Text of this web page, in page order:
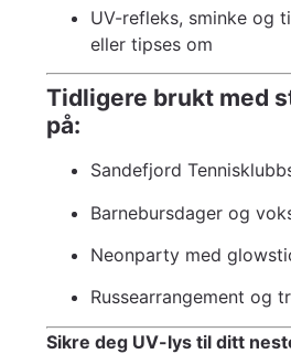
UV-refleks, sminke og
eller tipses om
Tidligere brukt med
på:
Sandefjord
Barnebursdager og
Neonparty med
Russearrangement og
Sikre deg UV-lys til ditt